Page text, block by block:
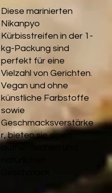
Diese marinierten
Nikanpyo
Kürbisstreifen in der 1-
kg-Packung sind
perfekt für eine
Vielzahl von Gerichten.
Vegan und ohne
künstliche Farbstoffe
sowie
Geschmacksverstärke
r, bieten sie einen